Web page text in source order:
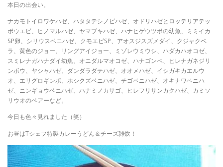
本日の出会い。
ナカモトイロワケハゼ、ハタタテシノビハゼ、オドリハゼとロッテリアテッ
ポウエビ、ヒノマルハゼ、ヤマブキハゼ、ハナヒゲウツボの幼魚、ミミイカ
SP卵、シリウスベニハゼ、クモエビSP、アオスジスズメダイ、クジャクベ
ラ、黄色のジョー、リングアイジョー、ミゾレウミウシ、ハダカハオコゼ、
スミレナガハナダイ幼魚、オニダルマオコゼ、ハナゴンベ、ヒレナガネジリ
ンボウ、ヤシャハゼ、ダンダラダテハゼ、オオメハゼ、イシガキカエルウ
オ、エリグロギンポ、ホシクズベニハゼ、チゴベニハゼ、オキナワベニハ
ゼ、ニンギョウベニハゼ、ハナミノカサゴ、ヒレフリサンカクハゼ、カミソ
リウオのペアーなど。
今日も色々見れました（笑）
お昼はTシェフ特製カレーうどん＆チーズ雑炊！